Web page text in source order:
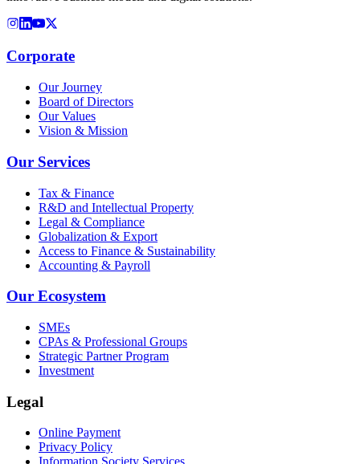
Corporate
Our Journey
Board of Directors
Our Values
Vision & Mission
Our Services
Tax & Finance
R&D and Intellectual Property
Legal & Compliance
Globalization & Export
Access to Finance & Sustainability
Accounting & Payroll
Our Ecosystem
SMEs
CPAs & Professional Groups
Strategic Partner Program
Investment
Legal
Online Payment
Privacy Policy